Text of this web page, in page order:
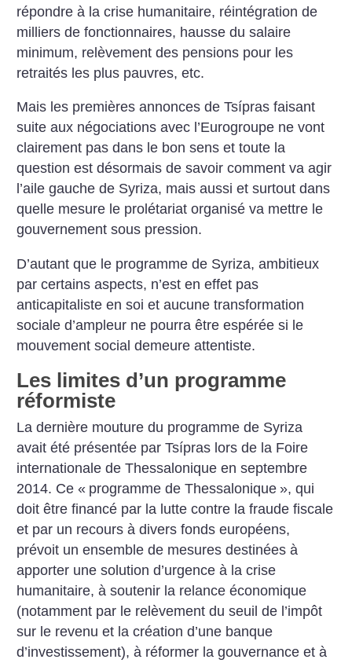
répondre à la crise humanitaire, réintégration de
milliers de fonctionnaires, hausse du salaire
minimum, relèvement des pensions pour les
retraités les plus pauvres, etc.
Mais les premières annonces de Tsípras faisant
suite aux négociations avec l’Eurogroupe ne vont
clairement pas dans le bon sens et toute la
question est désormais de savoir comment va agir
l’aile gauche de Syriza, mais aussi et surtout dans
quelle mesure le prolétariat organisé va mettre le
gouvernement sous pression.
D’autant que le programme de Syriza, ambitieux
par certains aspects, n’est en effet pas
anticapitaliste en soi et aucune transformation
sociale d’ampleur ne pourra être espérée si le
mouvement social demeure attentiste.
Les limites d’un programme
réformiste
La dernière mouture du programme de Syriza
avait été présentée par Tsípras lors de la Foire
internationale de Thessalonique en septembre
2014. Ce « programme de Thessalonique », qui
doit être financé par la lutte contre la fraude fiscale
et par un recours à divers fonds européens,
prévoit un ensemble de mesures destinées à
apporter une solution d’urgence à la crise
humanitaire, à soutenir la relance économique
(notamment par le relèvement du seuil de l’impôt
sur le revenu et la création d’une banque
d’investissement), à réformer la gouvernance et à